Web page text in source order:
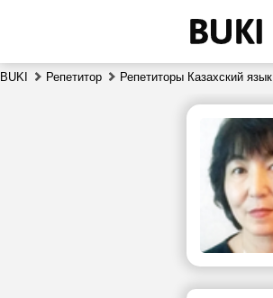
BUKI Репетитор Репетиторы Казахский язык